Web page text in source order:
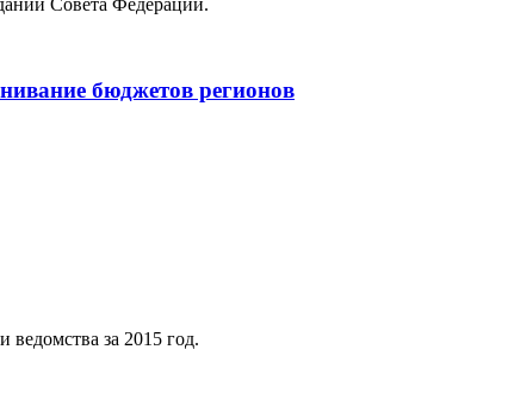
бюджетов регионов
ведомства за 2015 год.